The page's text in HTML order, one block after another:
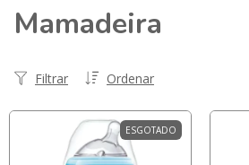
Mamadeira
Ordenar
Filtrar
ESGOTADO